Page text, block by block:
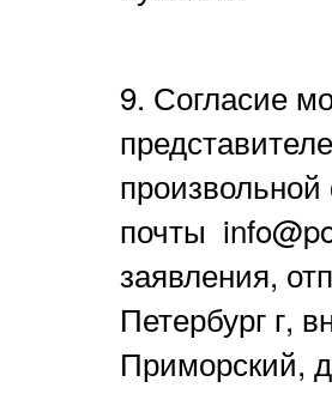
9. Согласие
почты
заявления,
Петербург г,
Приморский,